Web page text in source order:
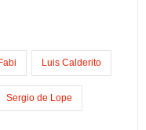
Luis Calderito
Sergio de Lope